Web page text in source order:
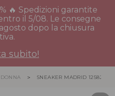
🔥 Spedizioni garantite
il 5/08. Le consegne
dopo la chiusura
subito!
SNEAKER MADRID 1258263